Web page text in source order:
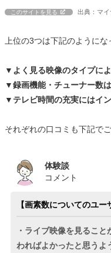
このサイトを見る 出典：マ
上位の3つは下記のようにな
▼よく見る映像のタイプに
▼録画機能・チューナー数
▼テレビ時間の充実にはイ
それぞれの口コミも下記で
体験談
コメント
【画素数についてのユー
・ライブ映像を見るこ
わればよかったと思うよ